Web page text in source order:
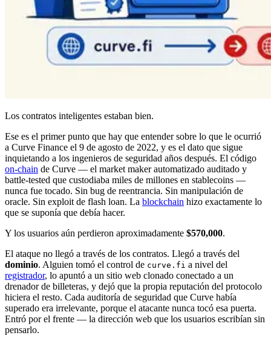
Los contratos inteligentes estaban bien.
Ese es el primer punto que hay que entender sobre lo que le ocurrió
a Curve Finance el 9 de agosto de 2022, y es el dato que sigue
inquietando a los ingenieros de seguridad años después. El código
on-chain de Curve — el market maker automatizado auditado y
battle-tested que custodiaba miles de millones en stablecoins —
nunca fue tocado. Sin bug de reentrancia. Sin manipulación de
oracle. Sin exploit de flash loan. La blockchain hizo exactamente lo
que se suponía que debía hacer.
Y los usuarios aún perdieron aproximadamente $570,000.
El ataque no llegó a través de los contratos. Llegó a través del
dominio. Alguien tomó el control de curve.fi a nivel del
registrador, lo apuntó a un sitio web clonado conectado a un
drenador de billeteras, y dejó que la propia reputación del protocolo
hiciera el resto. Cada auditoría de seguridad que Curve había
superado era irrelevante, porque el atacante nunca tocó esa puerta.
Entró por el frente — la dirección web que los usuarios escribían sin
pensarlo.